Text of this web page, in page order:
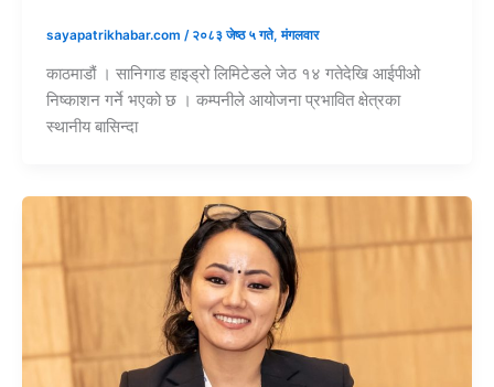
sayapatrikhabar.com / २०८३ जेष्ठ ५ गते, मंगलवार
काठमाडौं । सानिगाड हाइड्रो लिमिटेडले जेठ १४ गतेदेखि आईपीओ
निष्काशन गर्ने भएको छ । कम्पनीले आयोजना प्रभावित क्षेत्रका
स्थानीय बासिन्दा